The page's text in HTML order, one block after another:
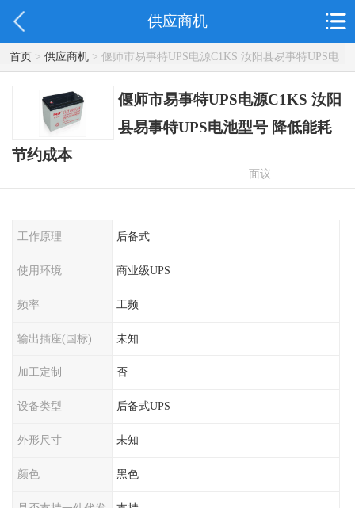
供应商机
首页> 供应商机> 偃师市易事特UPS电源C1KS 汝阳县易事特UPS电
池型号 降低能耗节约成本
偃师市易事特UPS电源C1KS 汝阳
县易事特UPS电池型号 降低能耗
节约成本
面议
工作原理 后备式
使用环境 商业级UPS
频率 工频
输出插座(国标) 未知
加工定制 否
设备类型 后备式UPS
外形尺寸 未知
颜色 黑色